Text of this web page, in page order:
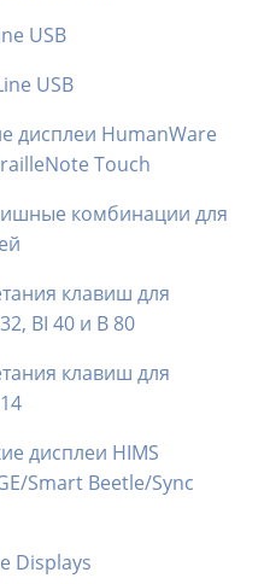
USB
USB
дисплеи HumanWare
Touch
комбинации для
клавиш для
BI 40 и B 80
клавиш для
дисплеи HIMS
Smart Beetle/Sync
Displays